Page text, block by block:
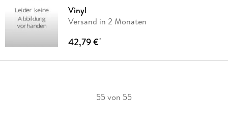
Vinyl
Versand in 2 Monaten
42,79 €*
55 von 55